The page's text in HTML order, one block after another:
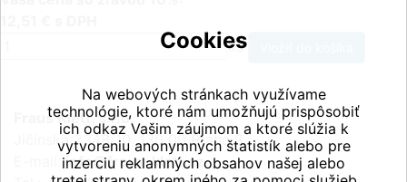
ks
Fraus Klett, s.r.o.
Jičínská 2348/10, 130 00 Praha 3
E-mail:info@fraus-klett.cz
Cookies
Na webových stránkach využívame
technológie, ktoré nám umožňujú prispôsobiť
ich odkaz Vašim záujmom a ktoré slúžia k
vytvoreniu anonymných štatistík alebo pre
inzerciu reklamných obsahov našej alebo